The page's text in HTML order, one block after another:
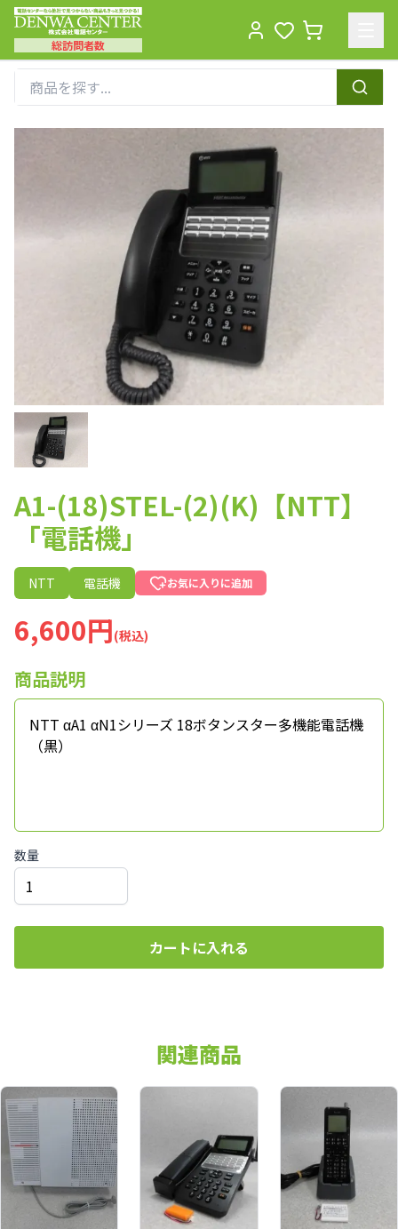
総訪問者数
A1-(18)STEL-(2)(K)【NTT】
「電話機」
NTT 電話機 お気に入りに追加
6,600円(税込)
商品説明
NTT αA1 αN1シリーズ 18ボタンスター多機能電話機
（黒）
数量
カートに入れる
関連商品